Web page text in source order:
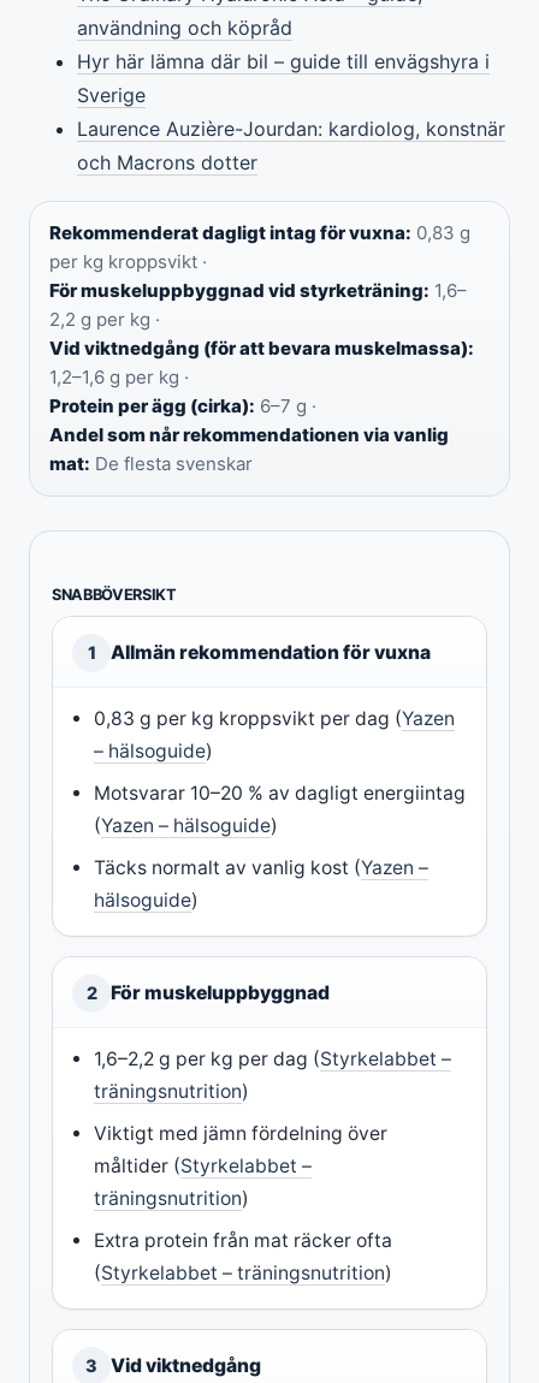
användning och köpråd
Hyr här lämna där bil – guide till envägshyra i
Sverige
Laurence Auzière-Jourdan: kardiolog, konstnär
och Macrons dotter
Rekommenderat dagligt intag för vuxna: 0,83 g
per kg kroppsvikt ·
För muskeluppbyggnad vid styrketräning: 1,6–
2,2 g per kg ·
Vid viktnedgång (för att bevara muskelmassa):
1,2–1,6 g per kg ·
Protein per ägg (cirka): 6–7 g ·
Andel som når rekommendationen via vanlig
mat: De flesta svenskar
SNABBÖVERSIKT
1 Allmän rekommendation för vuxna
0,83 g per kg kroppsvikt per dag (Yazen
– hälsoguide)
Motsvarar 10–20 % av dagligt energiintag
(Yazen – hälsoguide)
Täcks normalt av vanlig kost (Yazen –
hälsoguide)
2 För muskeluppbyggnad
1,6–2,2 g per kg per dag (Styrkelabbet –
träningsnutrition)
Viktigt med jämn fördelning över
måltider (Styrkelabbet –
träningsnutrition)
Extra protein från mat räcker ofta
(Styrkelabbet – träningsnutrition)
3 Vid viktnedgång